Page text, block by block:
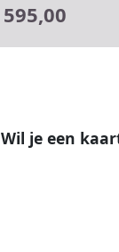
595,00
Wil je een